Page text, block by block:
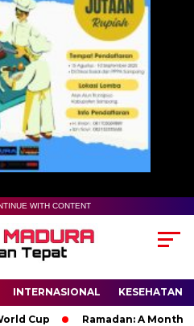
WITH CONTENT
INTERNASIONAL KESEHATAN
Cup Ramadan: A Month